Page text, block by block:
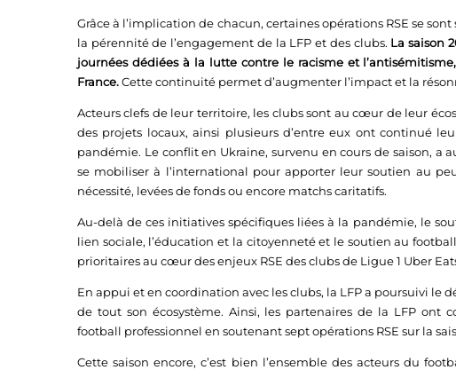
Grâce à l’implication de chacun, certaines opérations RSE se
la pérennité de l’engagement de la LFP et des clubs. La saison
journées dédiées à la lutte contre le racisme et
France.Cette continuité permet d’augmenter l’impact et la
Acteurs clefs de leur territoire, les clubs sont au cœur de leur
des projets locaux, ainsi plusieurs d’entre eux ont continué
pandémie. Le conflit en Ukraine, survenu en cours de saison, a
se mobiliser à l’international pour apporter leur soutien au
nécessité, levées de fonds ou encore matchs caritatifs.
Au-delà de ces initiatives spécifiques liées à la pandémie, le
lien sociale, l’éducation et la citoyenneté et le soutien au
prioritaires au cœur des enjeux RSE des clubs de Ligue 1 Uber
En appui et en coordination avec les clubs, la LFP a poursuivi le
de tout son écosystème. Ainsi, les partenaires de la LFP ont
football professionnel en soutenant sept opérations RSE sur la
Cette saison encore, c’est bien l’ensemble des acteurs du